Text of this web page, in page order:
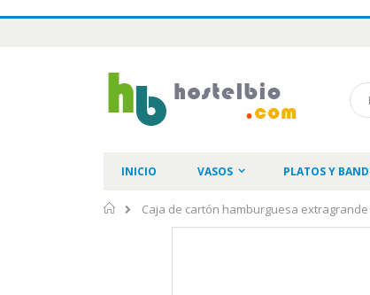
INICIO VASOS PLATOS Y
Inicio
Caja de cartón hamburguesa